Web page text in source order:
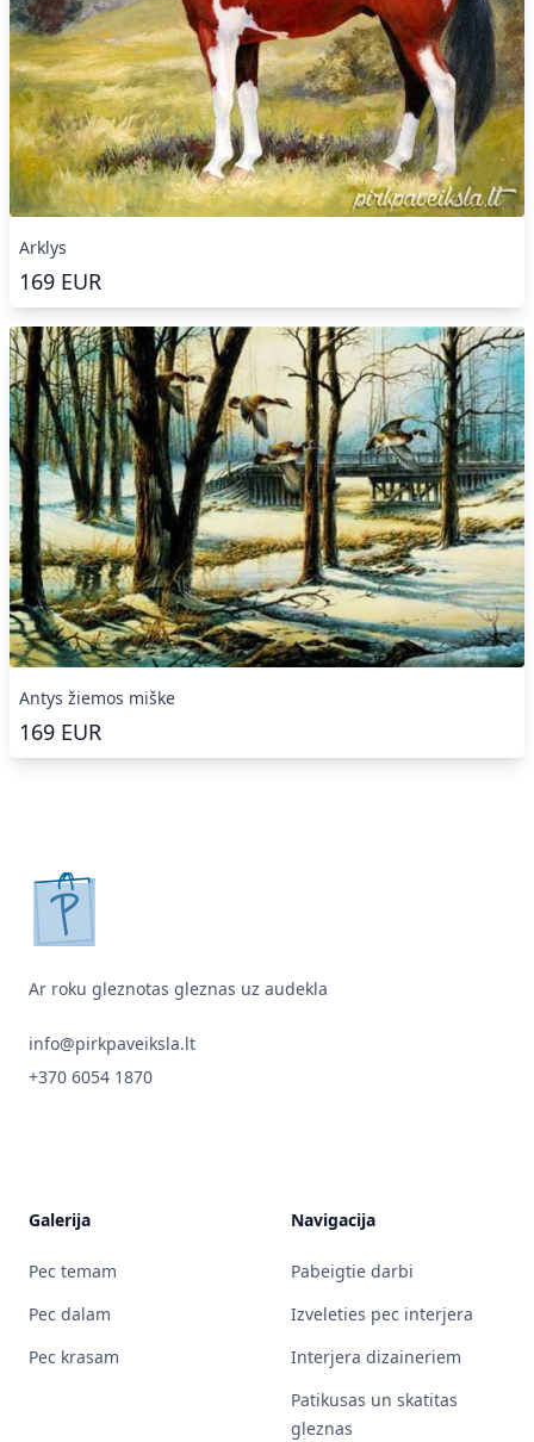
Arklys
169 EUR
Antys žiemos miške
169 EUR
pirkpaveiksla.lt
Ar roku gleznotas gleznas uz audekla
info@pirkpaveiksla.lt
+370 6054 1870
Galerija
Pec temam
Pec dalam
Pec krasam
Navigacija
Pabeigtie darbi
Izveleties pec interjera
Interjera dizaineriem
Patikusas un skatitas
gleznas